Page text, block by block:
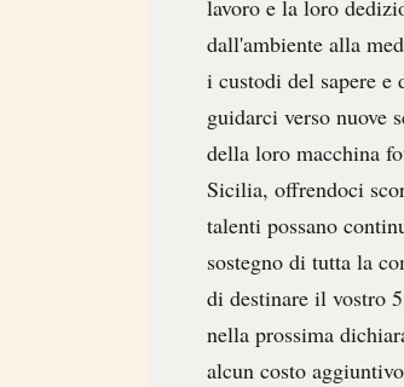
lavoro e la loro
dall'ambiente alla
i custodi del sapere
guidarci verso nuove
della loro macchina
Sicilia, offrendoci
talenti possano
sostegno di tutta la
di destinare il vostro
nella prossima
alcun costo